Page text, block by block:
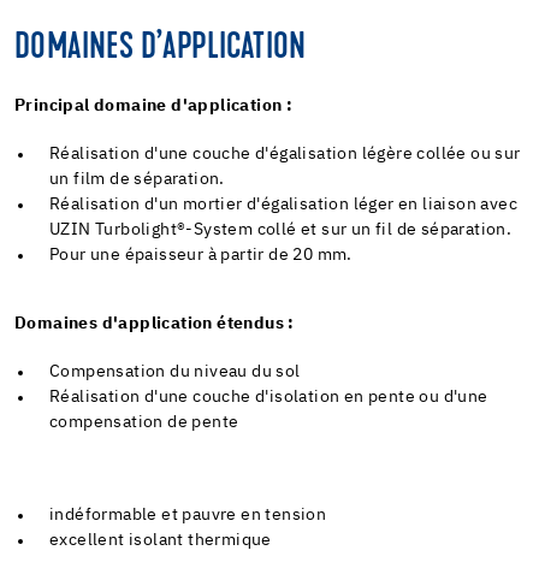
DOMAINES D’APPLICATION
Principal domaine d'application :
Réalisation d'une couche d'égalisation légère collée ou sur
un film de séparation.
Réalisation d'un mortier d'égalisation léger en liaison avec
UZIN Turbolight®-System collé et sur un fil de séparation.
Pour une épaisseur à partir de 20 mm.
Domaines d'application étendus :
Compensation du niveau du sol
Réalisation d'une couche d'isolation en pente ou d'une
compensation de pente
indéformable et pauvre en tension
excellent isolant thermique